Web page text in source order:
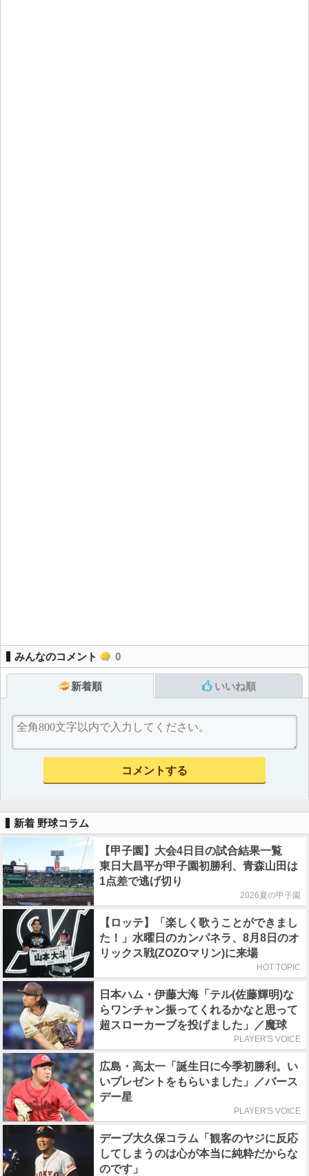
みんなのコメント 0
新着順 いいね順
新着 野球コラム
【甲子園】大会4日目の試合結果一覧
東日大昌平が甲子園初勝利、青森山田は
1点差で逃げ切り
2026夏の甲子園
【ロッテ】「楽しく歌うことができまし
た！」水曜日のカンパネラ、8月8日のオ
リックス戦(ZOZOマリン)に来場
HOT TOPIC
日本ハム・伊藤大海「テル(佐藤輝明)な
らワンチャン振ってくれるかなと思って
超スローカーブを投げました」／魔球
PLAYER'S VOICE
広島・高太一「誕生日に今季初勝利。い
いプレゼントをもらいました」／バース
デー星
PLAYER'S VOICE
デーブ大久保コラム「観客のヤジに反応
してしまうのは心が本当に純粋だからな
のです」